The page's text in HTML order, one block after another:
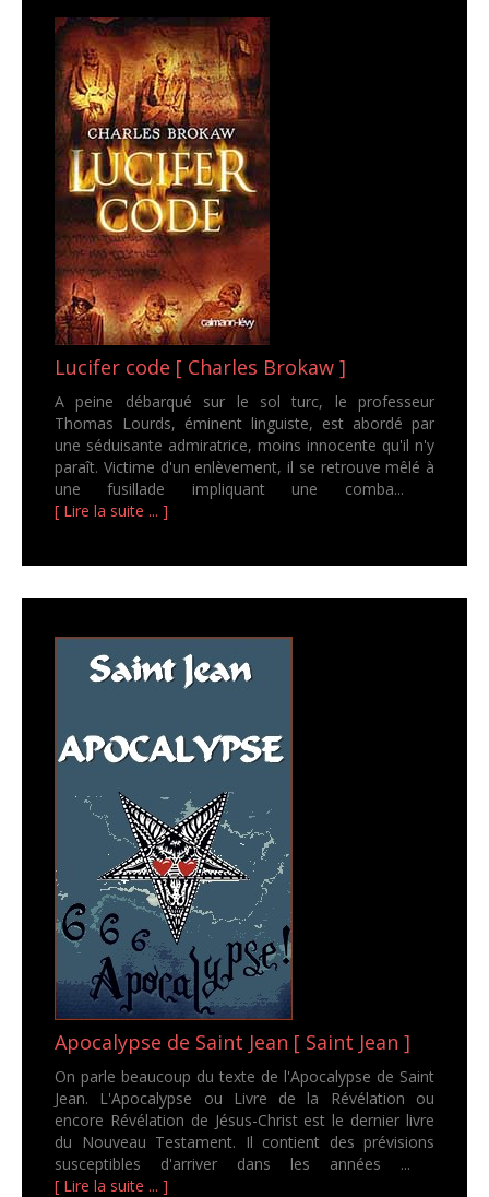
Lucifer code [ Charles Brokaw ]
A peine débarqué sur le sol turc, le professeur
Thomas Lourds, éminent linguiste, est abordé par
une séduisante admiratrice, moins innocente qu'il n'y
paraît. Victime d'un enlèvement, il se retrouve mêlé à
une fusillade impliquant une comba...
[ Lire la suite ... ]
Apocalypse de Saint Jean [ Saint Jean ]
On parle beaucoup du texte de l'Apocalypse de Saint
Jean. L'Apocalypse ou Livre de la Révélation ou
encore Révélation de Jésus-Christ est le dernier livre
du Nouveau Testament. Il contient des prévisions
susceptibles d'arriver dans les années ...
[ Lire la suite ... ]